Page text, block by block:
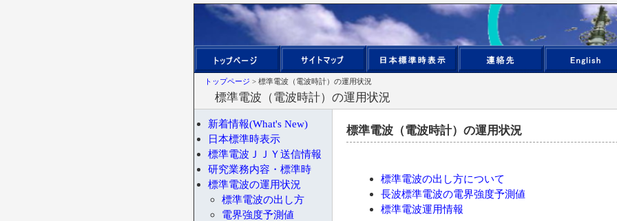
トップページ > 標準電波（電波時計）の運用状況
標準電波（電波時計）の運用状況
新着情報(What's New)
日本標準時表示
標準電波ＪＪＹ送信情報
研究業務内容・標準時
標準電波の運用状況
標準電波の出し方
電界強度予測値
標準電波（電波時計）の運用状況
標準電波の出し方について
長波標準電波の電界強度予測値
標準電波運用情報